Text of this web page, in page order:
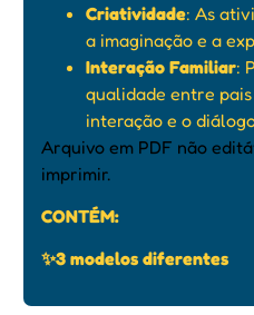
Criatividade: As
a imaginação e a
Interação Familiar:
qualidade entre
interação e o
Arquivo em PDF não
imprimir.
CONTÉM:
✨3 modelos diferentes